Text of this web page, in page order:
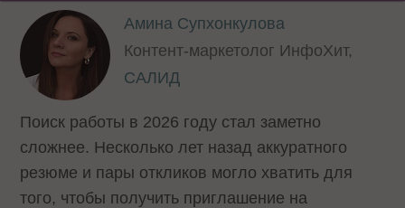
Амина Супхонкулова
Контент-маркетолог ИнфоХит,
САЛИД
Поиск работы в 2026 году стал заметно
сложнее. Несколько лет назад аккуратного
резюме и пары откликов могло хватить для
того, чтобы получить приглашение на